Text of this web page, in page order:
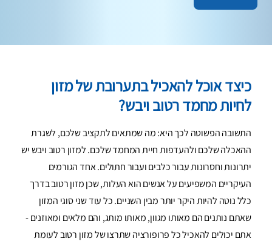
כיצד אוכל להאכיל בתערובת של מזון
לחיות מחמד רטוב ויבש?
התשובה הפשוטה לכך היא: מה שמתאים לתקציב שלכם, לשגרת
ההאכלה שלכם ולהעדפות חיית המחמד שלכם. למזון רטוב ויבש יש
יתרונות וחסרונות עבור כלבים ועבור חתולים. אחד הגורמים
העיקריים המשפיעים על אנשים הוא העלות, שכן מזון רטוב בדרך
כלל נוטה להיות היקר יותר מבין השניים. כל עוד שני סוגי המזון
שאתם נותנים הם מאותו מגוון, מאותו מותג, והם מלאים ומאוזנים -
אתם יכולים להאכיל כל פרופורציה שתרצו של מזון רטוב לעומת